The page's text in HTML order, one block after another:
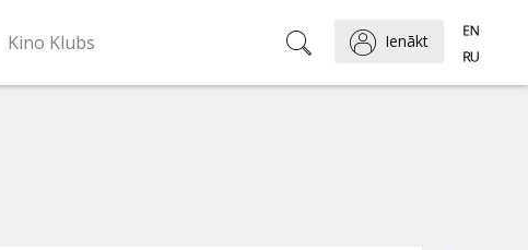
Kino Klubs Ienākt